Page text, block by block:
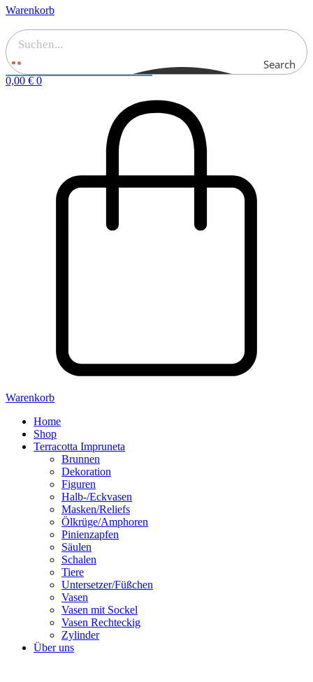
Warenkorb
Search
0,00 € 0
Warenkorb
Home
Shop
Terracotta Impruneta
Brunnen
Dekoration
Figuren
Halb-/Eckvasen
Masken/Reliefs
Ölkrüge/Amphoren
Pinienzapfen
Säulen
Schalen
Tiere
Untersetzer/Füßchen
Vasen
Vasen mit Sockel
Vasen Rechteckig
Zylinder
Über uns